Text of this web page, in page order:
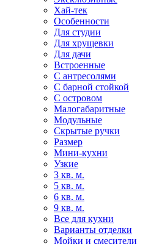
Хай-тек
Особенности
Для студии
Для хрущевки
Для дачи
Встроенные
С антресолями
С барной стойкой
С островом
Малогабаритные
Модульные
Скрытые ручки
Размер
Мини-кухни
Узкие
3 кв. м.
5 кв. м.
6 кв. м.
9 кв. м.
Все для кухни
Варианты отделки
Мойки и смесители